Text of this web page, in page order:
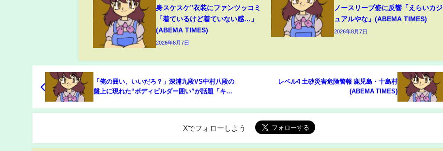
身スケスケ”衣装にファンツッコミ
「着ているけど着ていない感…」
(ABEMA TIMES)
2026年8月7日
ノースリーブ姿に反響「えらいカジ
ュアルやな」(ABEMA TIMES)
2026年8月7日
「俺の囲い、いいだろ？」深浦九段VS中村八段の
盤上に現れた“ボディビルダー囲い”が話題「キレ
レベル4 土砂災害危険警報 鹿児島・十島村
(ABEMA TIMES)
Xでフォローしよう